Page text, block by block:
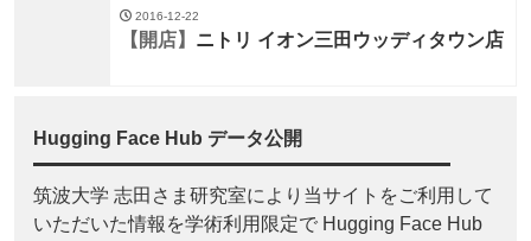
2016-12-22
【開店】 ニトリ イオン三田ウッディタウン店
Hugging Face Hub データ公開
筑波大学 志田さま研究室により当サイトをご利用して
いただいた情報を学術利用限定で Hugging Face Hub